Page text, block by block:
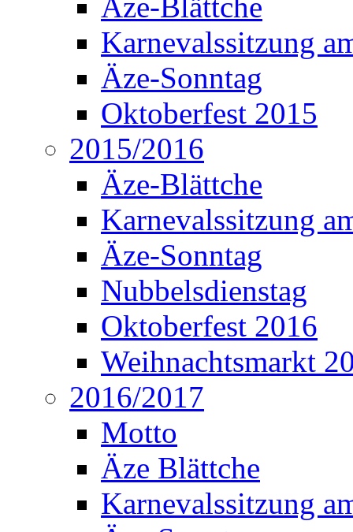
Karnevalssitzung
Äze-Sonntag
Oktoberfest 2015
2015/2016
Äze-Blättche
Karnevalssitzung
Äze-Sonntag
Nubbelsdienstag
Oktoberfest 2016
Weihnachtsmarkt
2016/2017
Motto
Äze Blättche
Karnevalssitzung